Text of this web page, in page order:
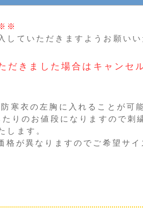
※※
していただきますようお願いい
きました場合はキャンセ
寒衣の左胸に入れることが可
りのお値段になりますので刺
します。
が異なりますのでご希望サイ